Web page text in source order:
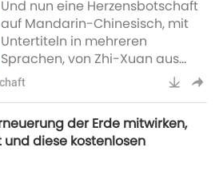
Guanyin-Meditation schloss,
sah ich die manifestierte
Meisterin, die einen riesigen
Berg aus Müll auf dem Rücken
trug u
Und nun eine Herzensbotschaft
auf Mandarin-Chinesisch, mit
Untertiteln in mehreren
Sprachen, von Zhi-Xuan aus
Singapur:Liebe Meisterin, liebes
Supreme Master Television-
einem Erlebnis berichten, das
ich vor einigen Jahren hatte, als
der Erde mitwirken,
diese kostenlosen